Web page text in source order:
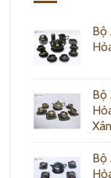
Bộ
Bộ
Bộ